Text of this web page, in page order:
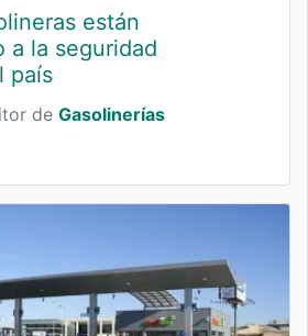
están
a la seguridad
país
de Gasolinerías